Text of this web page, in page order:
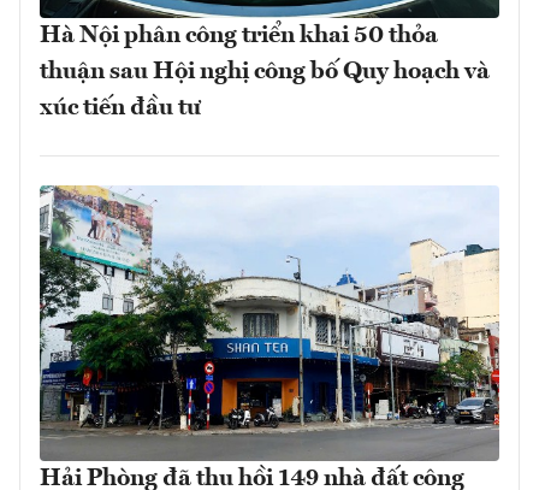
Hà Nội phân công triển khai 50 thỏa
thuận sau Hội nghị công bố Quy hoạch và
xúc tiến đầu tư
Hải Phòng đã thu hồi 149 nhà đất công